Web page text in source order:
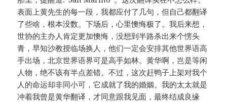
表面上黄先生的每一段，我都应付了几句，但自己都翻译
了些啥，根本没数。下场后，心里懊悔极了。我后来想，
世协的主办人肯定更加懊悔，没想到半路杀出来个愣头
青，早知沙教授临场换人，他们一定会安排其他世界语高
手出场，北京世界语界可是高手如林。黄华啊，岂是等闲
人物，绝不该有半点差错。不过，这次赶鸭子上架对我个
人的命运却非同小可，它成就了我的婚姻。我的太太就是
冲着我曾是黄华翻译，才同意跟我见面，最终结成良缘